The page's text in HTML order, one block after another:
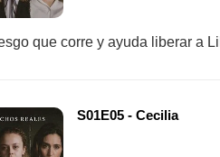
que corre y ayuda liberar a
S01E05 - Cecilia